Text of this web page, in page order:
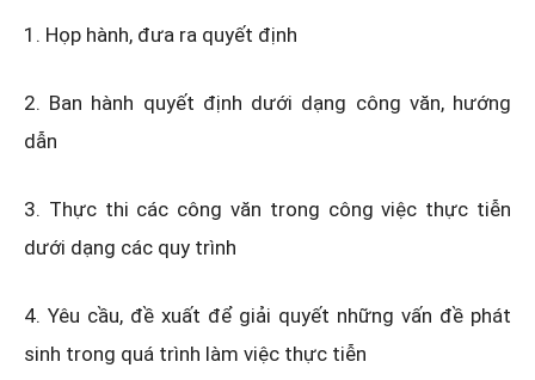
1. Họp hành, đưa ra quyết định
2. Ban hành quyết định dưới dạng công văn, hướng
dẫn
3. Thực thi các công văn trong công việc thực tiễn
dưới dạng các quy trình
4. Yêu cầu, đề xuất để giải quyết những vấn đề phát
sinh trong quá trình làm việc thực tiễn